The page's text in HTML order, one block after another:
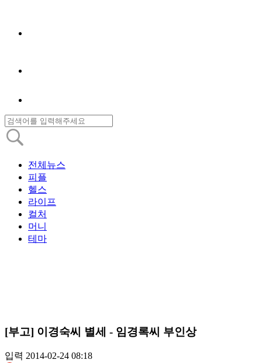
전체뉴스
피플
헬스
라이프
컬처
머니
테마
[부고] 이경숙씨 별세 - 임경록씨 부인상
입력 2014-02-24 08:18